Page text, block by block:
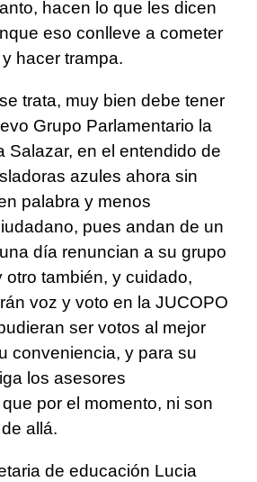
hacen lo que les dicen
eso conlleve a cometer
hacer trampa.
trata, muy bien debe tener
Grupo Parlamentario la
Salazar, en el entendido de
azules ahora sin
palabra y menos
pues andan de un
día renuncian a su grupo
otro también, y cuidado,
voz y voto en la JUCOPO
ser votos al mejor
conveniencia, y para su
los asesores
por el momento, ni son
allá.
de educación Lucia